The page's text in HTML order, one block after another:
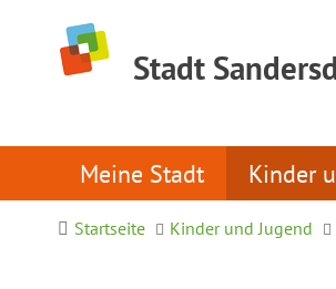
Stadt
Meine Stadt Kinder
Startseite Kinder und Jugend